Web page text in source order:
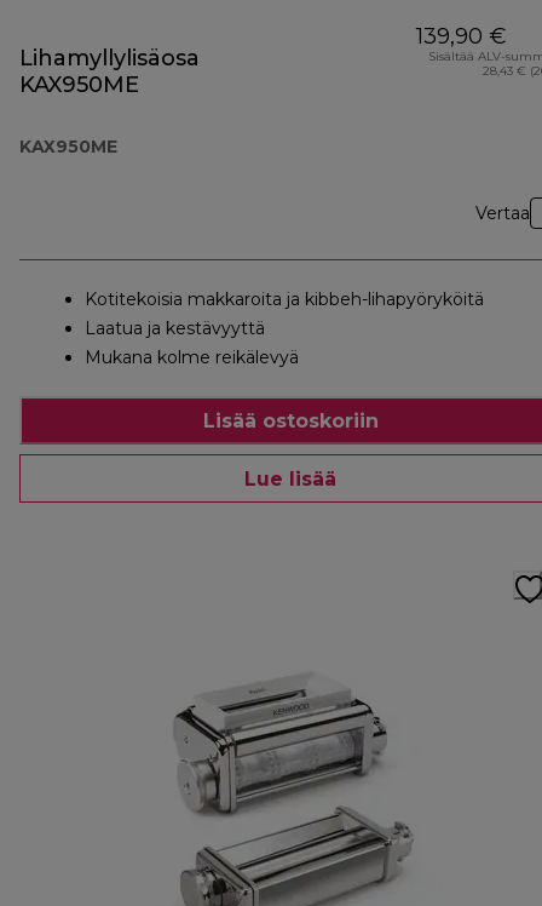
Lihamyllylisäosa
KAX950ME
KAX950ME
139,90 €
Sisältää ALV-
28,43 €
Vertaa
Kotitekoisia makkaroita ja kibbeh-lihapyöryköitä
Laatua ja kestävyyttä
Mukana kolme reikälevyä
Lisää ostoskoriin
Lue lisää